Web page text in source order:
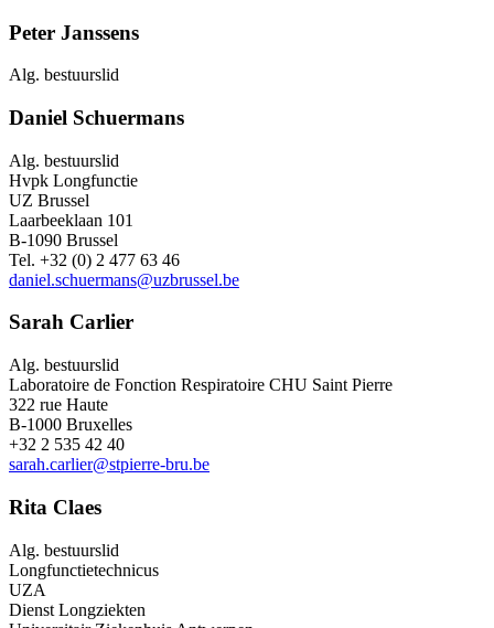
Peter Janssens
Alg. bestuurslid
Daniel Schuermans
Alg. bestuurslid
Hvpk Longfunctie
UZ Brussel
Laarbeeklaan 101
B-1090 Brussel
Tel. +32 (0) 2 477 63 46
daniel.schuermans@uzbrussel.be
Sarah Carlier
Alg. bestuurslid
Laboratoire de Fonction Respiratoire CHU Saint Pierre
322 rue Haute
B-1000 Bruxelles
+32 2 535 42 40
sarah.carlier@stpierre-bru.be
Rita Claes
Alg. bestuurslid
Longfunctietechnicus
UZA
Dienst Longziekten